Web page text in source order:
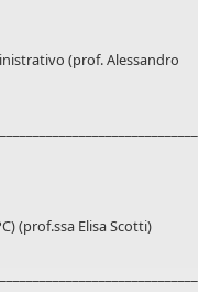
(prof. Alessandro
(prof.ssa Elisa Scotti)